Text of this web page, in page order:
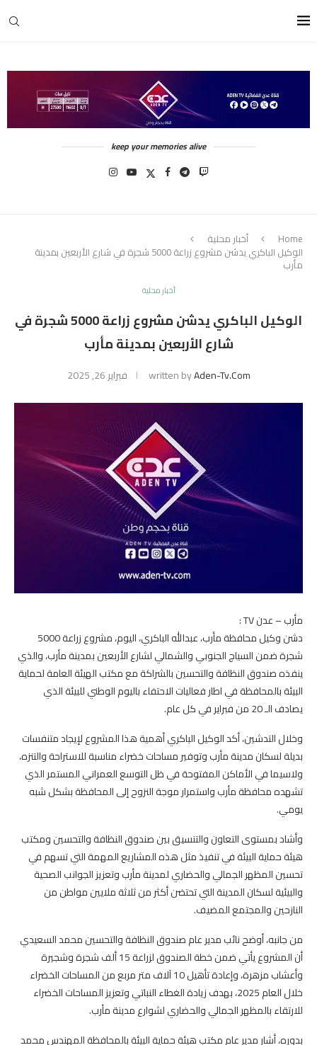
keep your memories alive
Home أخبار محلية
الوكيل الباكري يدشن مشروع زراعة 5000 شجرة في شارع الأربعين بمدينة
مأرب
أخبار محلية
الوكيل الباكري يدشن مشروع زراعة 5000 شجرة في
شارع الأربعين بمدينة مأرب
written byAden-Tv.com فبراير 26, 2025
مأرب – عدن TV :
دشن وكيل محافظة مأرب، عبدالله الباكري، اليوم، مشروع زراعة 5000
شجرة ضمن السياج الجنوبي والشمالي لشارع الأربعين بمدينة مأرب، والذي
ينفذه صندوق النظافة والتحسين بالشراكة مع مكتب الهيئة العامة لحماية
البيئة بالمحافظة في اطار فعاليات الاحتفاء باليوم الوطني للبيئة الذي
يصادف الـ 20 من فبراير في كل عام.
وخلال التدشين، أكد الوكيل الباكري أهمية هذا المشروع لإيجاد متنفسات
بديلة لسكان مدينة مأرب وتوفير مساحات خضراء مناسبة للاستراحة والتنزه،
ولاسيما في الأماكن المفتوحة في ظل التوسع العمراني المستمر الذي
تشهده محافظة مأرب واستمرار موجة النزوح إلى المحافظة بشكل شبه
يومي.
وأشاد بمستوى التعاون والتنسيق بين صندوق النظافة والتحسين ومكتب
هيئة حماية البيئة في تنفيذ مثل هذه المشاريع المهمة التي تسهم في
تحسين المظهر الجمالي والحضاري لمدينة مأرب وتعزيز الجوانب الصحية
والبيئية لسكان المدينة التي تحتضن أكثر من ثلاثة ملايين مواطن من
النازحين والمجتمع المضيف.
من جانبه، أوضح نائب مدير عام صندوق النظافة والتحسين محمد السعيدي
أن المشروع يأتي ضمن خطة الصندوق لزراعة 15 ألف شجرة وشجيرة
وأعشاب مزهرة، وإعادة تأهيل 10 آلاف متر مربع من المساحات الخضراء
خلال العام 2025، بهدف زيادة الغطاء النباتي وتعزيز المساحات الخضراء
للارتقاء بالمظهر الجمالي والحضاري لشوارع مدينة مأرب.
بدوره، أشار مدير عام مكتب هيئة حماية البيئة بالمحافظة المهندس محمد